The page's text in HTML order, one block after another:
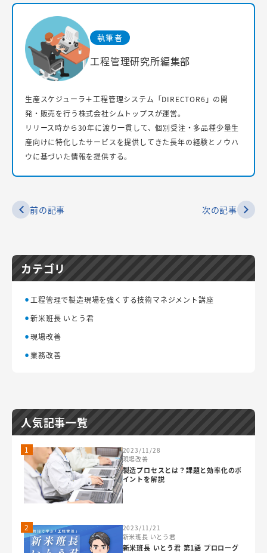
執筆者
工程管理研究所編集部
生産スケジューラ＋工程管理システム「DIRECTOR6」の開
発・販売を行う株式会社シムトップスが運営。
リリース時から30年に渡り一貫して、個別受注・多品種少量生
産向けに特化したサービスを提供してきた長年の経験とノウハ
ウに基づいた情報を提供する。
前の記事 次の記事
カテゴリ
工程管理で製造現場を強くする技術マネジメント講座
新米班長 いとう君
現場改善
業務改善
人気記事一覧
1
2023/11/28
現場改善
製造プロセスとは？課題と効率化のポ
イントを解説
2
2023/11/21
新米班長 いとう君
新米班長 いとう君 第1話 プロローグ